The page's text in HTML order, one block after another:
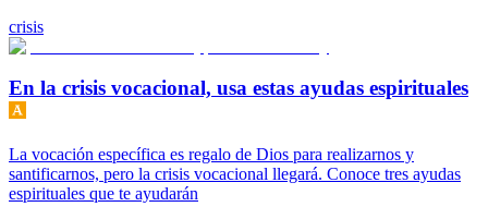
crisis
En la crisis vocacional, usa estas ayudas espirituales
La vocación específica es regalo de Dios para realizarnos y
santificarnos, pero la crisis vocacional llegará. Conoce tres ayudas
espirituales que te ayudarán